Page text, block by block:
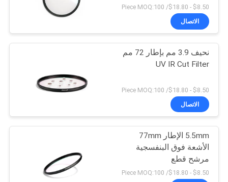
المعمل
مراقبة
الجودة
اتصل
اطلب
اقتباس
$8.50 - $18.80/ Piece MOQ:100
الاتصال
نحيف 3.9 مم بإطار 72 مم
UV IR Cut Filter
$8.50 - $18.80/ Piece MOQ:100
الاتصال
5.5mm الإطار 77mm
الأشعة فوق البنفسجية
مرشح قطع
$8.50 - $18.80/ Piece MOQ:100